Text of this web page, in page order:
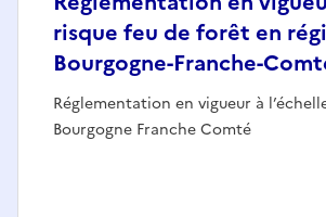
risque feu de forêt en
Bourgogne-Franche-
Réglementation en vigueur à
Bourgogne Franche Comté